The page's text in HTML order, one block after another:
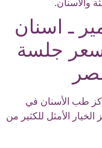
والأسنان.
ـ اسنان
سعر جلسة
طب الأسنان في
الأمثل للكثير من